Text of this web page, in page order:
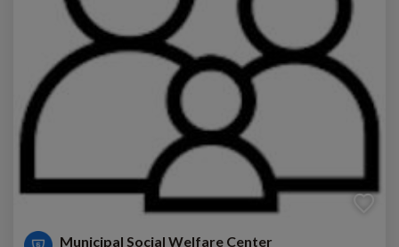
Municipal Social Welfare Center